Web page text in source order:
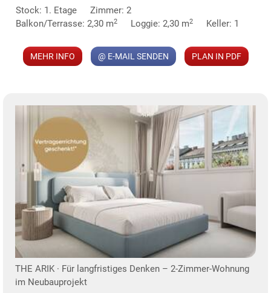
Stock: 1. Etage
Zimmer: 2
Balkon/Terrasse: 2,30 m2 Loggie: 2,30 m2 Keller: 1
MEHR INFO @ E-MAIL SENDEN PLAN IN PDF
THE ARIK · Für langfristiges Denken – 2-Zimmer-Wohnung
im Neubauprojekt